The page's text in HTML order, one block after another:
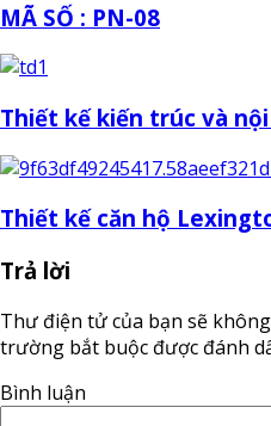
MÃ SỐ : PN-08
Thiết kế kiến trúc và
Thiết kế căn hộ
Trả lời
Thư điện tử của bạn sẽ
trường bắt buộc được đánh
Bình luận